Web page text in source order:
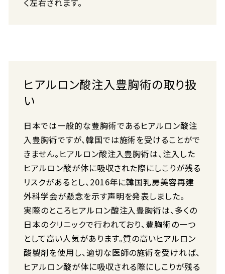
く左右されます。
ヒアルロン酸注入豊胸術の取り扱
い
日本では一般的な豊胸術であるヒアルロン酸注
入豊胸術ですが、韓国では施術を受けることがで
きません。ヒアルロン酸注入豊胸術は、注入した
ヒアルロン酸が体に吸収された際にしこりが残る
リスクがあるとし、2016年に韓国乳房美容再建
外科学会が懸念を示す声明を発表しました。
実際のところヒアルロン酸注入豊胸術は、多くの
日本のクリニックで行われており、豊胸術の一つ
として高い人気があります。質の高いヒアルロン
酸製剤を使用し、適切な医師の施術を受ければ、
ヒアルロン酸が体に吸収される際にしこりが残る